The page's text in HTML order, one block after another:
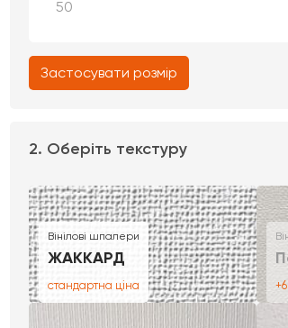
Застосувати розмір
2. Оберіть текстуру
Вінілові шпалери
ЖАККАРД
стандартна ціна